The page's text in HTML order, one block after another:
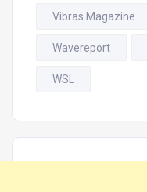
Vibras Magazine
Wavereport
WSL